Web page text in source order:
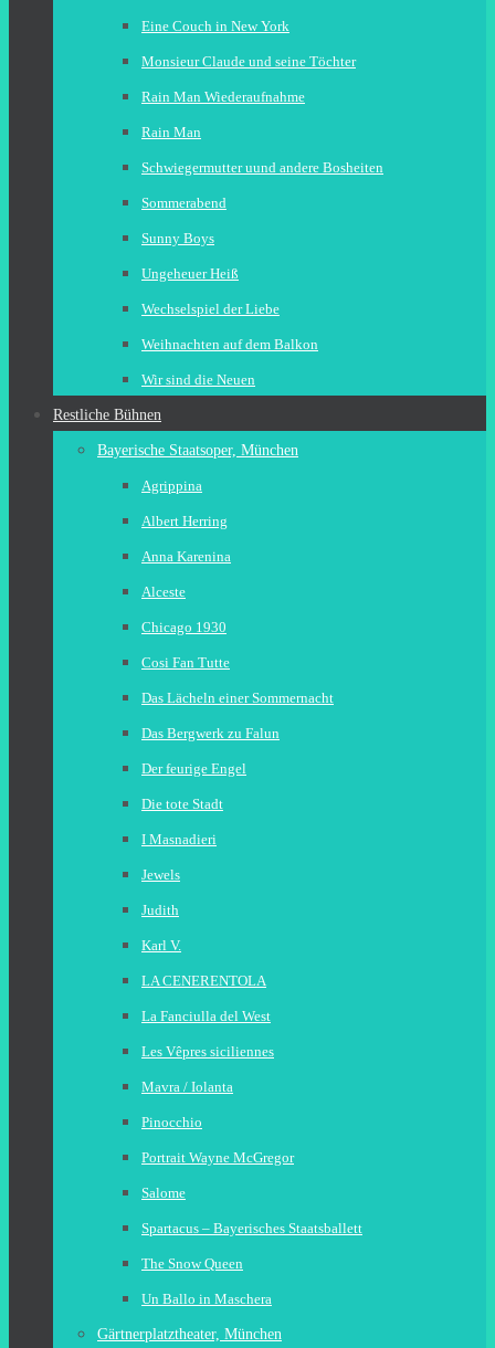
Eine Couch in New York
Monsieur Claude und seine Töchter
Rain Man Wiederaufnahme
Rain Man
Schwiegermutter uund andere Bosheiten
Sommerabend
Sunny Boys
Ungeheuer Heiß
Wechselspiel der Liebe
Weihnachten auf dem Balkon
Wir sind die Neuen
Restliche Bühnen
Bayerische Staatsoper, München
Agrippina
Albert Herring
Anna Karenina
Alceste
Chicago 1930
Cosi Fan Tutte
Das Lächeln einer Sommernacht
Das Bergwerk zu Falun
Der feurige Engel
Die tote Stadt
I Masnadieri
Jewels
Judith
Karl V.
LA CENERENTOLA
La Fanciulla del West
Les Vêpres siciliennes
Mavra / Iolanta
Pinocchio
Portrait Wayne McGregor
Salome
Spartacus – Bayerisches Staatsballett
The Snow Queen
Un Ballo in Maschera
Gärtnerplatztheater, München